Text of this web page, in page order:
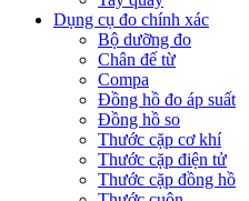
Dụng cụ đo chính xác
Bộ dưỡng đo
Chân đế từ
Compa
Đồng hồ đo áp suất
Đồng hồ so
Thước cặp cơ khí
Thước cặp điện tử
Thước cặp đồng hồ